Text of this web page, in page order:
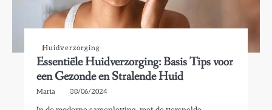
Huidverzorging
Essentiële Huidverzorging: Basis Tips voor
een Gezonde en Stralende Huid
Maria 30/06/2024